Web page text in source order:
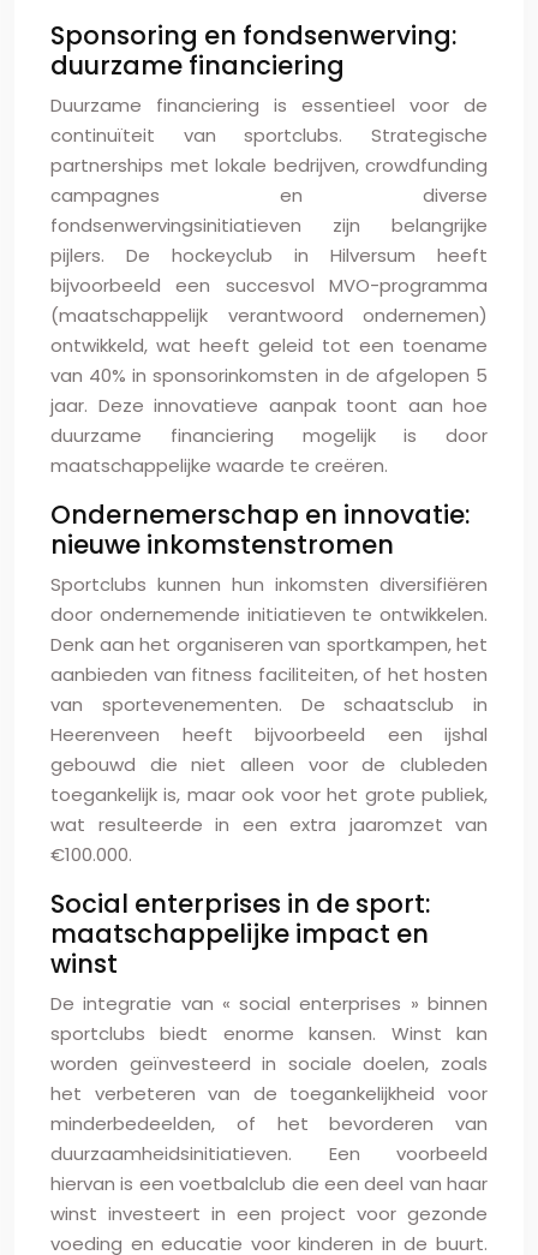
Sponsoring en fondsenwerving:
duurzame financiering
Duurzame financiering is essentieel voor de
continuïteit van sportclubs. Strategische
partnerships met lokale bedrijven, crowdfunding
campagnes en diverse
fondsenwervingsinitiatieven zijn belangrijke
pijlers. De hockeyclub in Hilversum heeft
bijvoorbeeld een succesvol MVO-programma
(maatschappelijk verantwoord ondernemen)
ontwikkeld, wat heeft geleid tot een toename
van 40% in sponsorinkomsten in de afgelopen 5
jaar. Deze innovatieve aanpak toont aan hoe
duurzame financiering mogelijk is door
maatschappelijke waarde te creëren.
Ondernemerschap en innovatie:
nieuwe inkomstenstromen
Sportclubs kunnen hun inkomsten diversifiëren
door ondernemende initiatieven te ontwikkelen.
Denk aan het organiseren van sportkampen, het
aanbieden van fitness faciliteiten, of het hosten
van sportevenementen. De schaatsclub in
Heerenveen heeft bijvoorbeeld een ijshal
gebouwd die niet alleen voor de clubleden
toegankelijk is, maar ook voor het grote publiek,
wat resulteerde in een extra jaaromzet van
€100.000.
Social enterprises in de sport:
maatschappelijke impact en
winst
De integratie van « social enterprises » binnen
sportclubs biedt enorme kansen. Winst kan
worden geïnvesteerd in sociale doelen, zoals
het verbeteren van de toegankelijkheid voor
minderbedeelden, of het bevorderen van
duurzaamheidsinitiatieven. Een voorbeeld
hiervan is een voetbalclub die een deel van haar
winst investeert in een project voor gezonde
voeding en educatie voor kinderen in de buurt.